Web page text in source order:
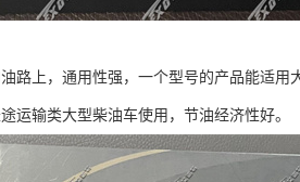
路上，通用性强，一个型号的产品能适用
运输类大型柴油车使用，节油经济性好。